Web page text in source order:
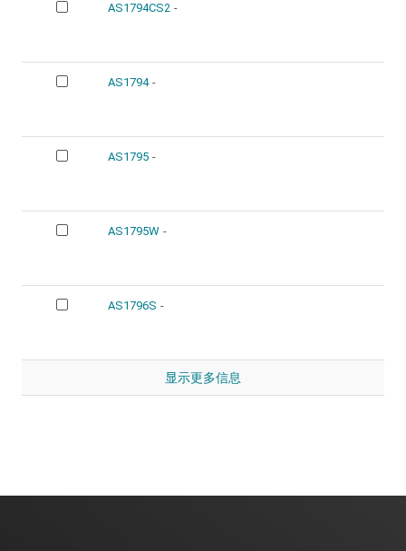
AS1794CS2 -
AS1794 -
AS1795 -
AS1795W -
AS1796S -
显示更多信息